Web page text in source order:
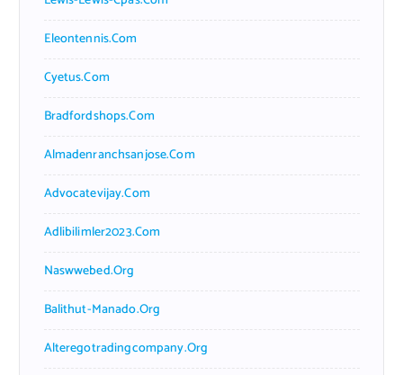
Eleontennis.com
Cyetus.com
Bradfordshops.com
Almadenranchsanjose.com
Advocatevijay.com
Adlibilimler2023.com
Naswwebed.org
Balithut-Manado.org
Alteregotradingcompany.org